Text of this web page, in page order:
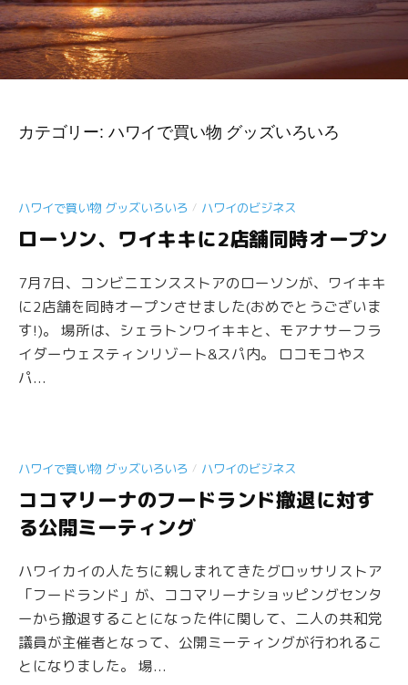
カテゴリー: ハワイで買い物 グッズいろいろ
ハワイで買い物 グッズいろいろ / ハワイのビジネス
ローソン、ワイキキに2店舗同時オープン
7月7日、コンビニエンスストアのローソンが、ワイキキ
に2店舗を同時オープンさせました(おめでとうございま
す!)。 場所は、シェラトンワイキキと、モアナサーフラ
イダーウェスティンリゾート&スパ内。 ロコモコやス
パ...
ハワイで買い物 グッズいろいろ / ハワイのビジネス
ココマリーナのフードランド撤退に対す
る公開ミーティング
ハワイカイの人たちに親しまれてきたグロッサリストア
「フードランド」が、ココマリーナショッピングセンタ
ーから撤退することになった件に関して、二人の共和党
議員が主催者となって、公開ミーティングが行われるこ
とになりました。 場...